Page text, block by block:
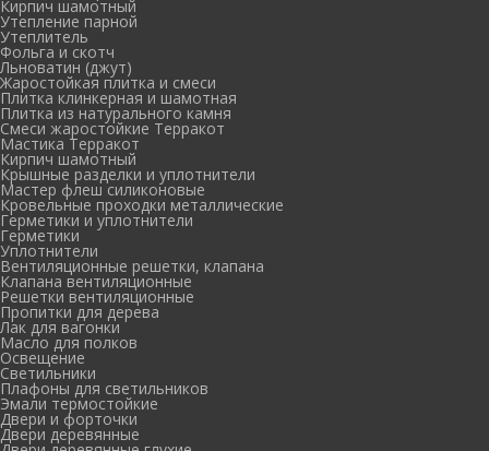
Кирпич шамотный
Утепление парной
Утеплитель
Фольга и скотч
Льноватин (джут)
Жаростойкая плитка и смеси
Плитка клинкерная и шамотная
Плитка из натурального камня
Смеси жаростойкие Терракот
Мастика Терракот
Кирпич шамотный
Крышные разделки и уплотнители
Мастер флеш силиконовые
Кровельные проходки металлические
Герметики и уплотнители
Герметики
Уплотнители
Вентиляционные решетки, клапана
Клапана вентиляционные
Решетки вентиляционные
Пропитки для дерева
Лак для вагонки
Масло для полков
Освещение
Светильники
Плафоны для светильников
Эмали термостойкие
Двери и форточки
Двери деревянные